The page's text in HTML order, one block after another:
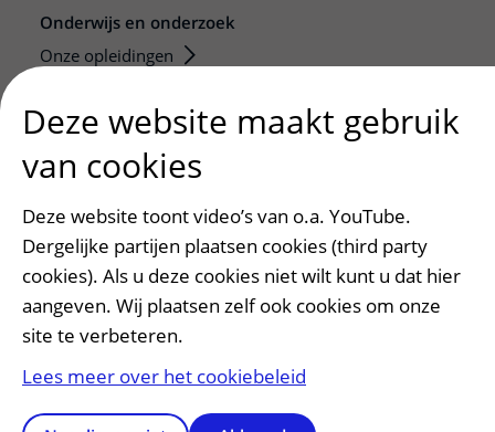
Onderwijs en onderzoek
Onze opleidingen
Stage en opleidingsplaatsen
Research
Research groups
Researchers
Research technologies
Verwijzers
Mijn patiënt verwijzen
Teleconsult aanvragen
Deze website maakt gebruik
van cookies
Deze website toont video’s van o.a. YouTube.
Dergelijke partijen plaatsen cookies (third party
cookies). Als u deze cookies niet wilt kunt u dat hier
aangeven. Wij plaatsen zelf ook cookies om onze
site te verbeteren.
Lees meer over het cookiebeleid